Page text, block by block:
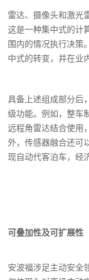
雷达、摄像头和激光
这是一种集中式的计
围内的情况执行决策
中式的转变，并在业
具备上述组成部分后
级功能。例如，整车
远程角雷达结合使用
外，传感器融合还可
现自动代客泊车，经
可叠加性及可扩展性
安波福涉足主动安全